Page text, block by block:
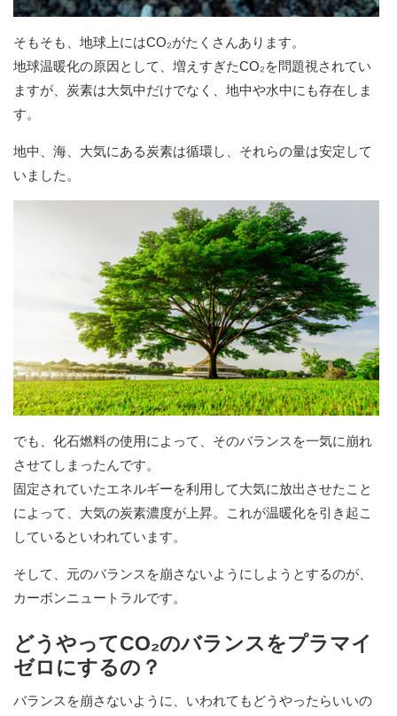
そもそも、地球上にはCO₂がたくさんあります。
地球温暖化の原因として、増えすぎたCO₂を問題視されてい
ますが、炭素は大気中だけでなく、地中や水中にも存在しま
す。
地中、海、大気にある炭素は循環し、それらの量は安定して
いました。
でも、化石燃料の使用によって、そのバランスを一気に崩れ
させてしまったんです。
固定されていたエネルギーを利用して大気に放出させたこと
によって、大気の炭素濃度が上昇。これが温暖化を引き起こ
しているといわれています。
そして、元のバランスを崩さないようにしようとするのが、
カーボンニュートラルです。
どうやってCO₂のバランスをプラマイ
ゼロにするの？
バランスを崩さないように、いわれてもどうやったらいいの